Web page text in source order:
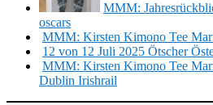
MMM:
oscars
MMM: Kirsten Kimono Tee
12 von 12 Juli 2025 Ötscher
MMM: Kirsten Kimono Tee
Dublin Irishrail